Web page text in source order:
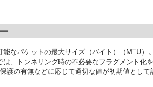
能なパケットの最大サイズ（バイト）（MTU
は、トンネリング時の不必要なフラグメント化
護の有無などに応じて適切な値が初期値として